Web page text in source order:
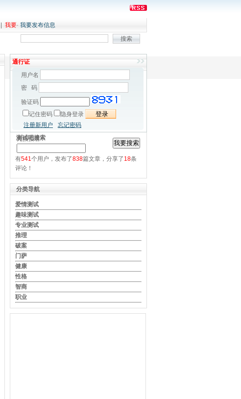
我要· 我要发布信息
通行证
用户名
密 码
验证码
记住密码
隐身登录
注册新用户
忘记密码
测试吧搜索
先搜搜看
有541个用户，发布了838篇文章，分享了 18条
评论！
分类导航
爱情测试
趣味测试
专业测试
推理
破案
门萨
健康
性格
智商
职业